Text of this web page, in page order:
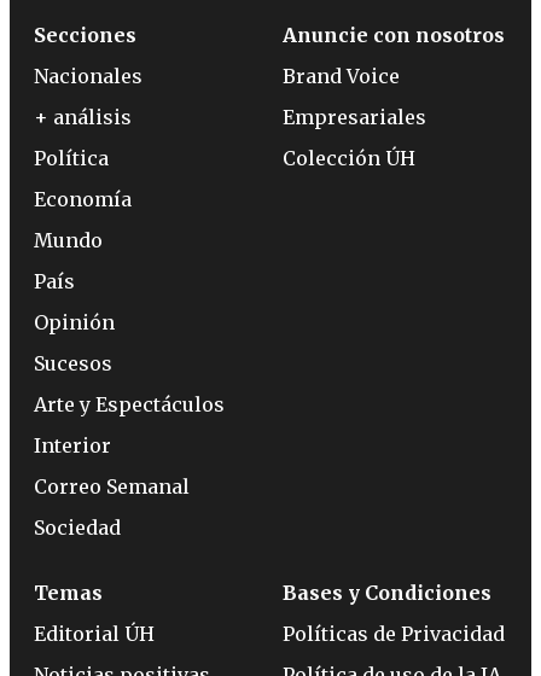
Secciones
Nacionales
+ análisis
Política
Economía
Mundo
País
Opinión
Sucesos
Arte y Espectáculos
Interior
Correo Semanal
Sociedad
Anuncie con nosotros
Brand Voice
Empresariales
Colección ÚH
Temas
Editorial ÚH
Bases y Condiciones
Políticas de Privacidad